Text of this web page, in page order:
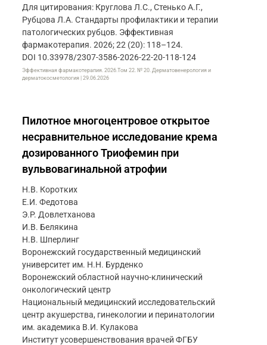
Для цитирования: Круглова Л.С., Стенько А.Г.,
Рубцова Л.А. Стандарты профилактики и терапии
патологических рубцов. Эффективная
фармакотерапия. 2026; 22 (20): 118–124.
DOI 10.33978/2307-3586-2026-22-20-118-124
Эффективная фармакотерапия. 2026.Том 22. № 20. Дерматовенерология и
дерматокосметология | 29.06.2026
Пилотное многоцентровое открытое
несравнительное исследование крема
дозированного Триофемин при
вульвовагинальной атрофии
Н.В. Коротких
Е.И. Федотова
Э.Р. Довлетханова
И.В. Белякина
Н.В. Шперлинг
Воронежский государственный медицинский
университет им. Н.Н. Бурденко
Воронежский областной научно-клинический
онкологический центр
Национальный медицинский исследовательский
центр акушерства, гинекологии и перинатологии
им. академика В.И. Кулакова
Институт усовершенствования врачей ФГБУ